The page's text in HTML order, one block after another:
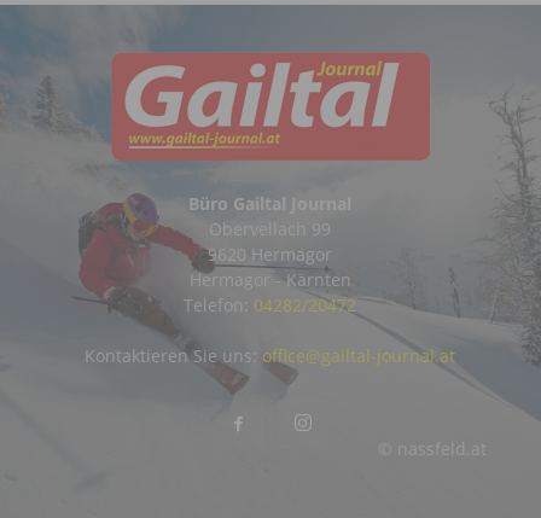
Büro Gailtal Journal
Obervellach 99
9620 Hermagor
Hermagor - Kärnten
Telefon: 04282/20472
© nassfeld.at
Kontaktieren Sie uns: office@gailtal-journal.at